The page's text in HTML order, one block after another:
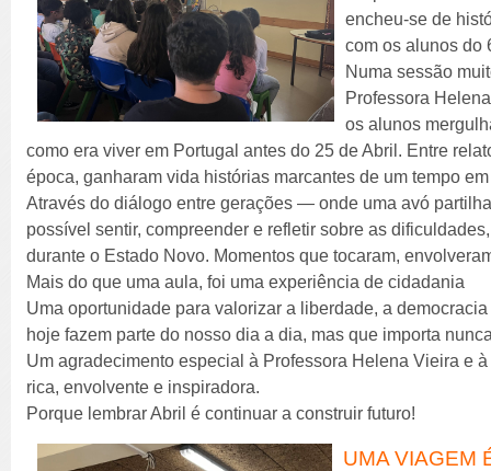
encheu-se de
com os alunos do
Numa sessão
Professora
os alunos
como era viver em Portugal antes do 25 de Abril. Entre
época, ganharam vida histórias marcantes de um tempo
Através do diálogo entre gerações — onde uma avó
possível sentir, compreender e refletir sobre as
durante o Estado Novo. Momentos que tocaram,
Mais do que uma aula, foi uma experiência de cidadania
Uma oportunidade para valorizar a liberdade, a
hoje fazem parte do nosso dia a dia, mas que importa
Um agradecimento especial à Professora Helena Vieira e
rica, envolvente e inspiradora.
Porque lembrar Abril é continuar a construir futuro!
UMA VIAGEM